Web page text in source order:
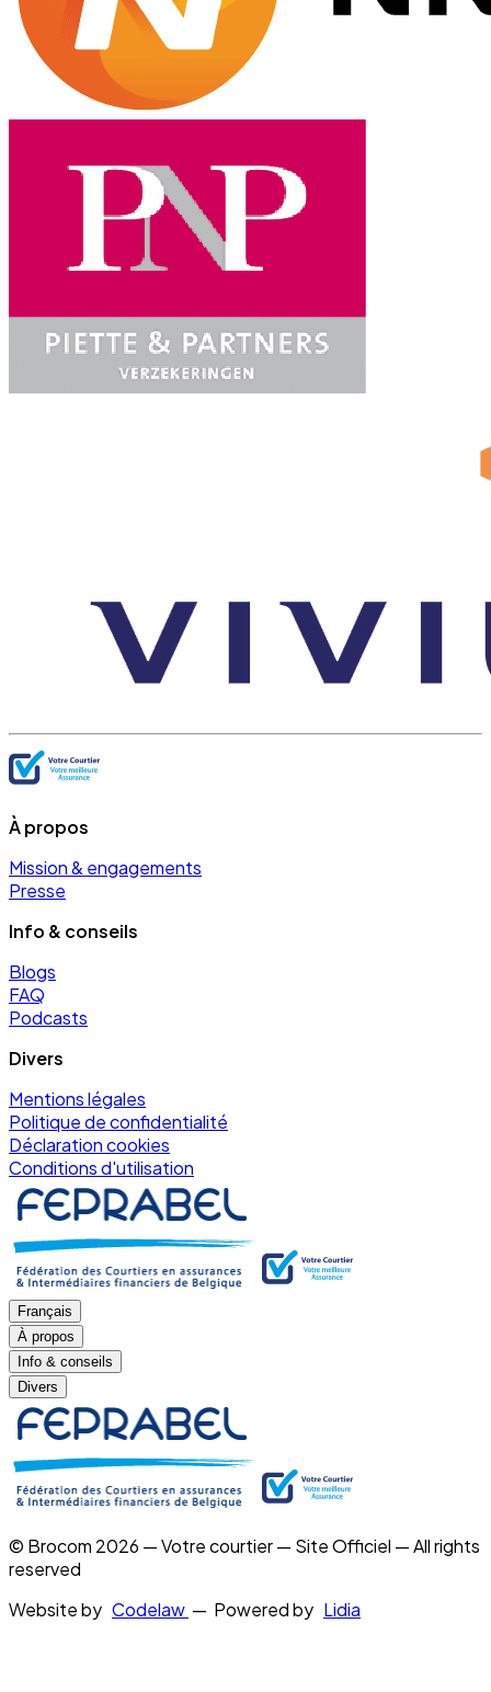
À propos
Mission & engagements
Presse
Info & conseils
Blogs
FAQ
Podcasts
Divers
Mentions légales
Politique de confidentialité
Déclaration cookies
Conditions d'utilisation
Français
À propos
Info & conseils
Divers
© Brocom 2026 — Votre courtier — Site Officiel — All rights
reserved
Website by Codelaw — Powered by Lidia